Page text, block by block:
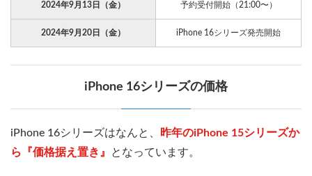
2024年9月13日（金） 予約受付開始（21:00〜）
2024年9月20日（金） iPhone 16シリーズ発売開始
iPhone 16シリーズの価格
iPhone 16シリーズはなんと、 昨年のiPhone 15シリーズか
ら『価格据え置き』
となっています。